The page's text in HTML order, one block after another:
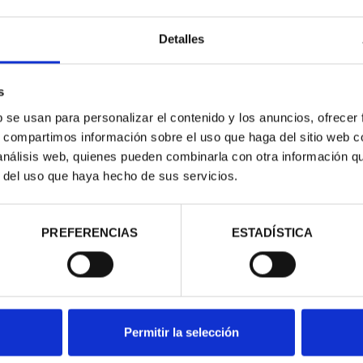
Detalles
usan para personalizar el contenido y los anuncios,
información sobre el uso que haga del sitio web
web, quienes pueden combinarla con otra información
uso que haya hecho de sus servicios.
PREFERENCIAS ESTADÍSTICA
Permitir la selección